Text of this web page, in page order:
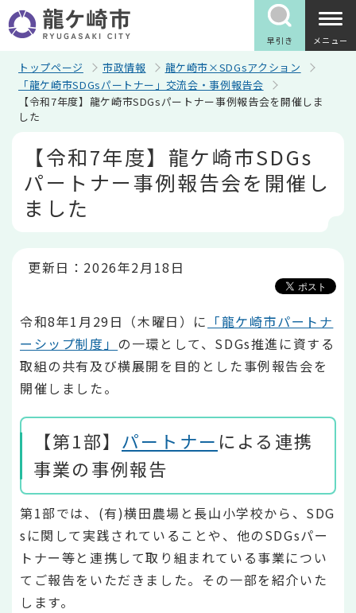
の
ペ
早引き メニュー
トップページ 市政情報
龍ケ崎市×SDGsアクション
「龍ケ崎市SDGsパートナー」交流会・事例報告会
【令和7年度】龍ケ崎市SDGsパートナー事例報告会を開催しま
した
【令和7年度】龍ケ崎市SDGs
パートナー事例報告会を開催し
ました
更新日：2026年2月18日
令和8年1月29日（木曜日）に 「龍ケ崎市パートナ
ーシップ制度」 の一環として、SDGs推進に資する
取組の共有及び横展開を目的とした事例報告会を
開催しました。
【第1部】 パートナー による連携
事業の事例報告
第1部では、(有)横田農場と長山小学校から、SDG
sに関して実践されていることや、他のSDGsパー
トナー等と連携して取り組まれている事業につい
てご報告をいただきました。その一部を紹介いた
します。